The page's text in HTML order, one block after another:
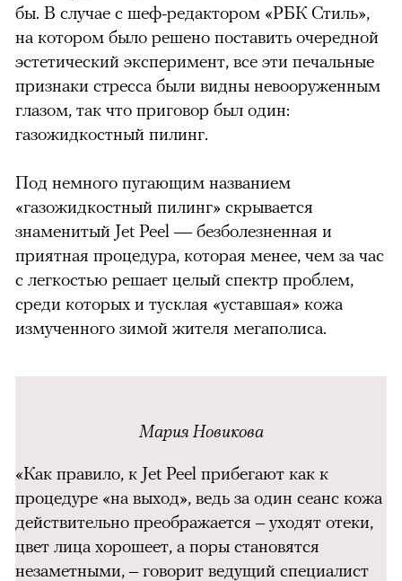
бы. В случае с шеф-редактором «РБК Стиль»,
на котором было решено поставить очередной
эстетический эксперимент, все эти печальные
признаки стресса были видны невооруженным
глазом, так что приговор был один:
газожидкостный пилинг.
Под немного пугающим названием
«газожидкостный пилинг» скрывается
знаменитый Jet Peel — безболезненная и
приятная процедура, которая менее, чем за час
с легкостью решает целый спектр проблем,
среди которых и тусклая «уставшая» кожа
измученного зимой жителя мегаполиса.
00:00/00:00
Мария Новикова
«Как правило, к Jet Peel прибегают как к
процедуре «на выход», ведь за один сеанс кожа
действительно преображается – уходят отеки,
цвет лица хорошеет, а поры становятся
незаметными, – говорит ведущий специалист